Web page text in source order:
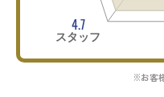
4.7
スタッフ
※お客